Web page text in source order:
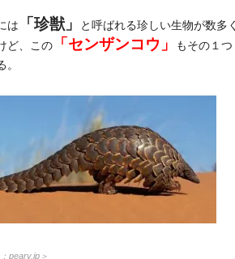
は 「珍獣」
と呼ばれる珍しい生物が数多く
ど、この「センザンコウ」
もその１つ
。
peary.jp＞
もござれ！なちょっと怪しい生物図